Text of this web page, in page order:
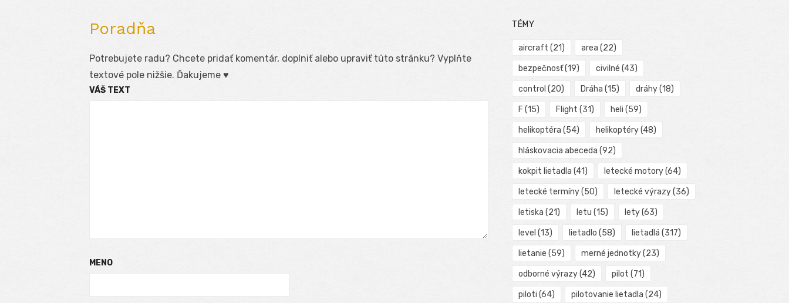
Poradňa
Potrebujete radu? Chcete pridať komentár, doplniť alebo upraviť túto stránku? Vyplňte
textové pole nižšie. Ďakujeme ♥
VÁŠ TEXT
MENO
TÉMY
aircraft (21) area (22)
bezpečnosť(19) civilné (43)
control (20) Dráha (15) dráhy(18)
F (15) Flight (31) heli (59)
helikoptéra (54) helikoptéry(48)
hláskovacia abeceda (92)
kokpit lietadla (41) letecké motory(64)
letecké termíny(50) letecké výrazy(36)
letiska (21) letu (15) lety(63)
level (13) lietadlo (58) lietadlá (317)
lietanie (59) merné jednotky(23)
odborné výrazy(42) pilot (71)
piloti (64) pilotovanie lietadla (24)